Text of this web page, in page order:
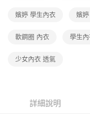
宅配
每筆NT$220
嬪婷 學生內衣 嬪
軟鋼圈 內衣 學生
少女內衣 透氣
詳細說明